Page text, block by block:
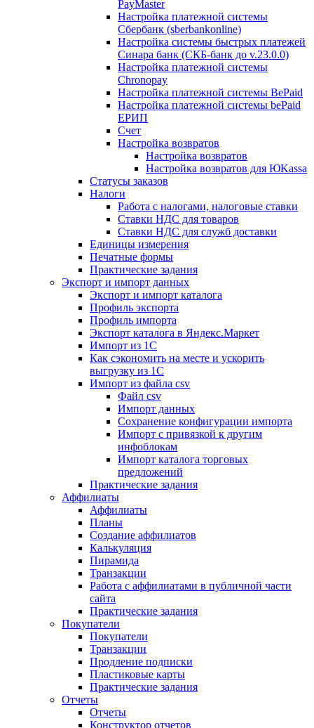
PayMaster
Настройка платежной системы
Сбербанк (sberbankonline)
Настройка системы быстрых платежей
Синара банк (СКБ-банк до v.23.0.0)
Настройка платежной системы
Chronopay
Настройка платежной системы BePaid
Настройка платежной системы bePaid
ЕРИП
Счет
Настройка возвратов
Настройка возвратов
Настройка возвратов для ЮKassa
Статусы заказов
Налоги
Работа с налогами, налоговые ставки
Ставки НДС для товаров
Ставки НДС для служб доставки
Единицы измерения
Печатные формы
Практические задания
Экспорт и импорт данных
Экспорт и импорт каталога
Профиль экспорта
Профиль импорта
Экспорт каталога в Яндекс.Маркет
Импорт из 1С
Как сэкономить на месте и ускорить
выгрузку из 1С
Импорт из файла csv
Файл csv
Импорт данных
Сохранение конфигурации импорта
Импорт с привязкой к другим
инфоблокам
Импорт каталога торговых
предложений
Практические задания
Аффилиаты
Аффилиаты
Планы
Создание аффилиатов
Калькуляция
Пирамида
Транзакции
Работа с аффилиатами в публичной части
сайта
Практические задания
Покупатели
Покупатели
Транзакции
Продление подписки
Пластиковые карты
Практические задания
Отчеты
Отчеты
Конструктор отчетов